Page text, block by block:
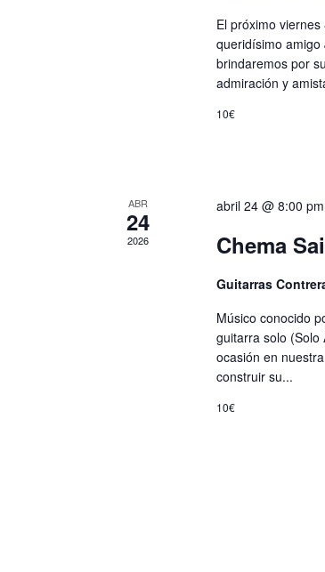
El próximo
queridísimo
brindaremos por
admiración y
10€
ABR
24
2026
abril 24 @ 8:00 pm
Chema
Guitarras
Músico conocido
guitarra solo (Solo
ocasión en
construir su...
10€